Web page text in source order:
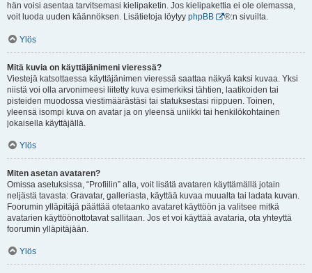
hän voisi asentaa tarvitsemasi kielipaketin. Jos kielipakettia ei ole olemassa,
voit luoda uuden käännöksen. Lisätietoja löytyy phpBB ®:n sivuilta.
Ylös
Mitä kuvia on käyttäjänimeni vieressä?
Viestejä katsottaessa käyttäjänimen vieressä saattaa näkyä kaksi kuvaa. Yksi
niistä voi olla arvonimeesi liitetty kuva esimerkiksi tähtien, laatikoiden tai
pisteiden muodossa viestimäärästäsi tai statuksestasi riippuen. Toinen,
yleensä isompi kuva on avatar ja on yleensä uniikki tai henkilökohtainen
jokaisella käyttäjällä.
Ylös
Miten asetan avataren?
Omissa asetuksissa, “Profiilin” alla, voit lisätä avataren käyttämällä jotain
neljästä tavasta: Gravatar, galleriasta, käyttää kuvaa muualta tai ladata kuvan.
Foorumin ylläpitäjä päättää otetaanko avataret käyttöön ja valitsee mitkä
avatarien käyttöönottotavat sallitaan. Jos et voi käyttää avataria, ota yhteyttä
foorumin ylläpitäjään.
Ylös